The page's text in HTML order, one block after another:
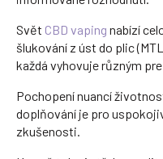
Svět CBD vaping nabízí
šlukování z úst do plic
každá vyhovuje různým
Pochopení nuancí
doplňování je pro
zkušenosti.